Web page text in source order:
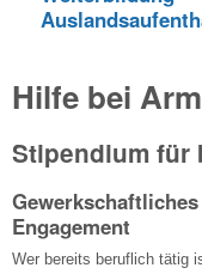
Hilfe bei
Stipendium für
Engagement
Wer bereits beruflich tätig